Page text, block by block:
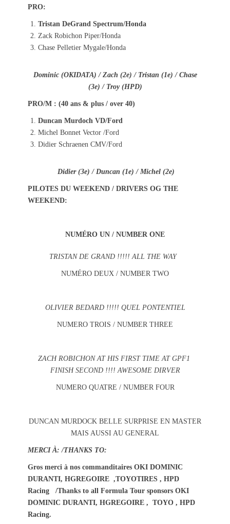
PRO:
Tristan DeGrand Spectrum/Honda
Zack Robichon Piper/Honda
Chase Pelletier Mygale/Honda
Dominic (OKIDATA) / Zach (2e) / Tristan (1e) / Chase
(3e) / Troy (HPD)
PRO/M : (40 ans & plus / over 40)
Duncan Murdoch VD/Ford
Michel Bonnet Vector /Ford
Didier Schraenen CMV/Ford
Didier (3e) / Duncan (1e) / Michel (2e)
PILOTES DU WEEKEND / DRIVERS OG THE
WEEKEND:
NUMÉRO UN / NUMBER ONE
TRISTAN DE GRAND !!!!! ALL THE WAY
NUMÉRO DEUX / NUMBER TWO
OLIVIER BEDARD !!!!! QUEL PONTENTIEL
NUMERO TROIS / NUMBER THREE
ZACH ROBICHON AT HIS FIRST TIME AT GPF1
FINISH SECOND !!!! AWESOME DIRVER
NUMERO QUATRE / NUMBER FOUR
DUNCAN MURDOCK BELLE SURPRISE EN MASTER
MAIS AUSSI AU GENERAL
MERCI À: /THANKS TO:
Gros merci à nos commanditaires OKI DOMINIC
DURANTI, HGREGOIRE ,TOYOTIRES , HPD
Racing /Thanks to all Formula Tour sponsors OKI
DOMINIC DURANTI, HGREGOIRE , TOYO , HPD
Racing.